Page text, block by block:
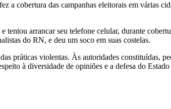
cobertura das campanhas eleitorais em várias
arrancar seu telefone celular, durante
do RN, e deu um soco em suas costelas.
práticas violentas. Às autoridades constituídas,
à diversidade de opiniões e a defesa do